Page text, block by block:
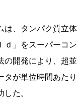
は、タンパク質立体
ｄ」をスーパーコン
の開発により、超並
が単位時間あたり
た。